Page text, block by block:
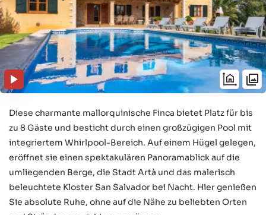
Diese charmante mallorquinische Finca bietet Platz für bis
zu 8 Gäste und besticht durch einen großzügigen Pool mit
integriertem Whirlpool-Bereich. Auf einem Hügel gelegen,
eröffnet sie einen spektakulären Panoramablick auf die
umliegenden Berge, die Stadt Artà und das malerisch
beleuchtete Kloster San Salvador bei Nacht. Hier genießen
Sie absolute Ruhe, ohne auf die Nähe zu beliebten Orten